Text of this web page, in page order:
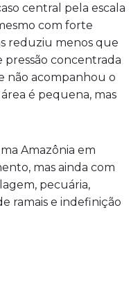
central pela escala
com forte
reduziu menos que
pressão concentrada
não acompanhou o
é pequena, mas
Amazônia em
mas ainda com
pecuária,
ramais e indefinição